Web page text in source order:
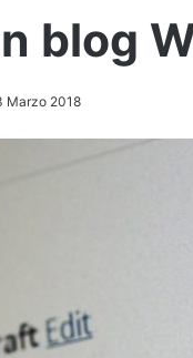
blog
Marzo 2018